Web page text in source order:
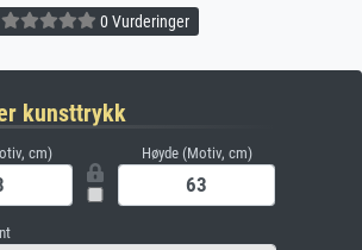
0 Vurderinger
kunsttrykk
cm) Høyde (Motiv, cm)